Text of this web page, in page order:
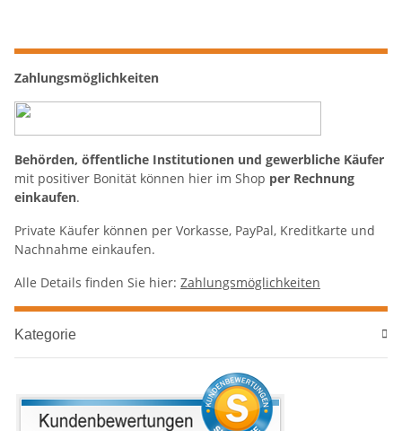
Zahlungsmöglichkeiten
Behörden, öffentliche Institutionen und gewerbliche Käufer
mit positiver Bonität können hier im Shop per Rechnung
einkaufen.
Private Käufer können per Vorkasse, PayPal, Kreditkarte und
Nachnahme einkaufen.
Alle Details finden Sie hier: Zahlungsmöglichkeiten
Kategorie